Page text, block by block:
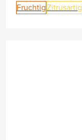
FruchtigZitrusartig